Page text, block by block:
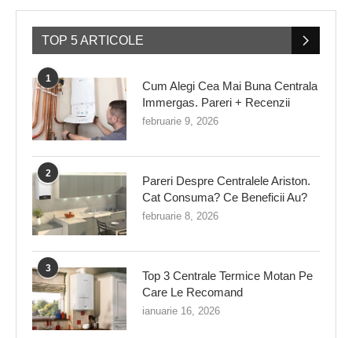
TOP 5 ARTICOLE
1
Cum Alegi Cea Mai Buna Centrala
Immergas. Pareri + Recenzii
februarie 9, 2026
2
Pareri Despre Centralele Ariston.
Cat Consuma? Ce Beneficii Au?
februarie 8, 2026
3
Top 3 Centrale Termice Motan Pe
Care Le Recomand
ianuarie 16, 2026